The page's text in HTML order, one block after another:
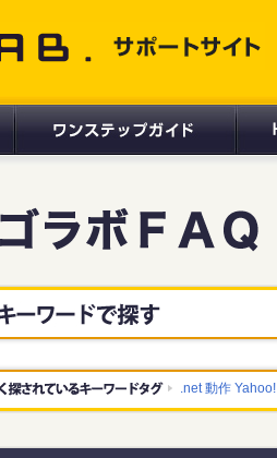
.net 動作 Yahoo!